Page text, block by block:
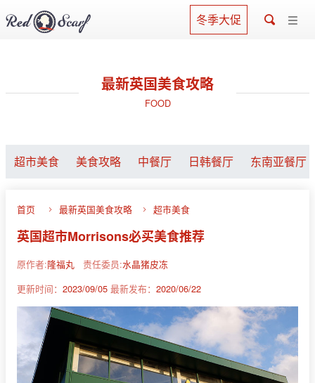
冬季大促
最新英国美食攻略
FOOD
超市美食 美食攻略 中餐厅 日韩餐厅 东南亚餐厅
首页 最新英国美食攻略 超市美食
英国超市Morrisons必买美食推荐
原作者:隆福丸 责任委员:水晶猪皮冻
更新时间： 2023/09/05 最新发布： 2020/06/22